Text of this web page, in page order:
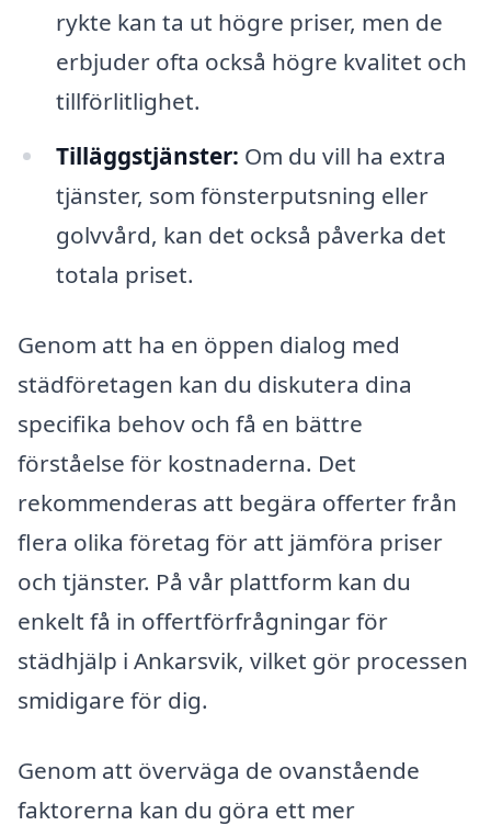
rykte kan ta ut högre priser, men de
erbjuder ofta också högre kvalitet och
tillförlitlighet.
Tilläggstjänster: Om du vill ha extra
tjänster, som fönsterputsning eller
golvvård, kan det också påverka det
totala priset.
Genom att ha en öppen dialog med
städföretagen kan du diskutera dina
specifika behov och få en bättre
förståelse för kostnaderna. Det
rekommenderas att begära offerter från
flera olika företag för att jämföra priser
och tjänster. På vår plattform kan du
enkelt få in offertförfrågningar för
städhjälp i Ankarsvik, vilket gör processen
smidigare för dig.
Genom att överväga de ovanstående
faktorerna kan du göra ett mer